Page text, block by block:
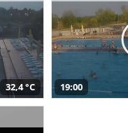
32,4 °C 19:00